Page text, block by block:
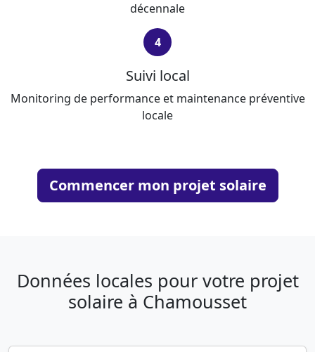
décennale
4
Suivi local
Monitoring de performance et maintenance préventive
locale
Commencer mon projet solaire
Données locales pour votre projet
solaire à Chamousset